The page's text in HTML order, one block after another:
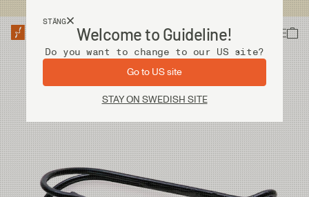
STÄNG
Welcome to Guideline!
Do you want to change to our US site?
Go to US site
STAY ON SWEDISH SITE